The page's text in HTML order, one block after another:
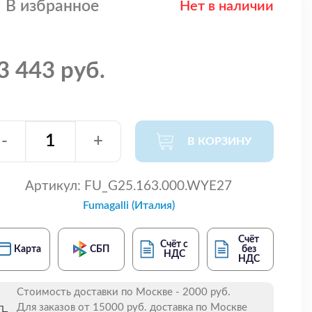
В избранное Нет в наличии
443 руб.
- + В КОРЗИНУ
Артикул: FU_G25.163.000.WYE27
Fumagalli (Италия)
Карта СБП
Счёт с
НДС
Счёт
без
НДС
Стоимость доставки по Москве - 2000 руб.
Для заказов от 15000 руб. доставка по Москве